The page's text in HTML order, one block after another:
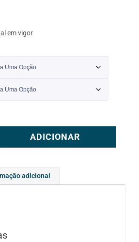
em vigor
ADICIONAR
adicional